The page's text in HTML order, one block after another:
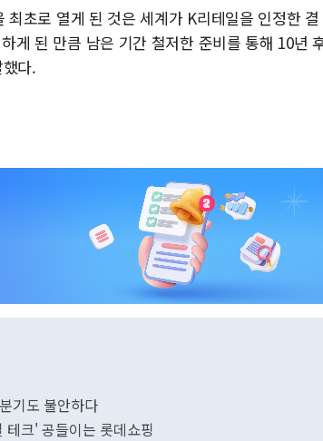
초로 열게 된 것은 세계가 K리테일을 인정한 결
게 된 만큼 남은 기간 철저한 준비를 통해 10년
다.
기도 불안하다
크' 공들이는 롯데쇼핑